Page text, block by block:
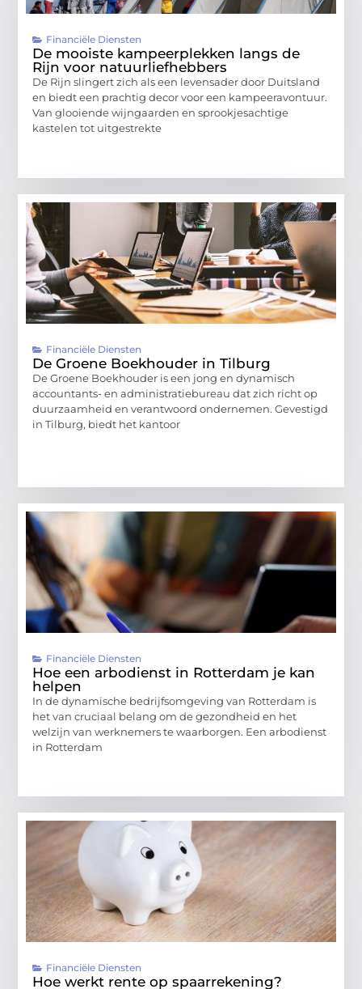
Financiële Diensten
De mooiste kampeerplekken langs de
Rijn voor natuurliefhebbers
De Rijn slingert zich als een levensader door Duitsland
en biedt een prachtig decor voor een kampeeravontuur.
Van glooiende wijngaarden en sprookjesachtige
kastelen tot uitgestrekte
Financiële Diensten
De Groene Boekhouder in Tilburg
De Groene Boekhouder is een jong en dynamisch
accountants- en administratiebureau dat zich richt op
duurzaamheid en verantwoord ondernemen. Gevestigd
in Tilburg, biedt het kantoor
Financiële Diensten
Hoe een arbodienst in Rotterdam je kan
helpen
In de dynamische bedrijfsomgeving van Rotterdam is
het van cruciaal belang om de gezondheid en het
welzijn van werknemers te waarborgen. Een arbodienst
in Rotterdam
Financiële Diensten
Hoe werkt rente op spaarrekening?